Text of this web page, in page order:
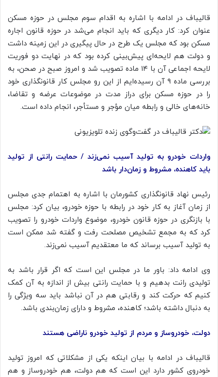
قالیباف در ادامه با اشاره به اقدام سوم مجلس در حوزه مسکن
عنوان کرد: کار دیگری که باید انجام می‌شد در حوزه قانون اجاره
مسکن بود که مجلس یک طرح در حال پیگیری در این زمینه داشت
و دولت هم لایحه‌ای پیش‌بینی کرده بود که در نهایت دو فوریت
لایحه اجماعی آن با ۱۴ ماده تصویب شد و امروز صبح در صحن، به
بررسی ماده ۹ آن رسیده‌ایم از این رو مجلس کار قانونگذاری خود
را در حوزه مسکن برای دراز مدت در موضوعات عرضه و تقاضا،
خانه‌های خالی و رابطه میان مؤجر و مستأجر، انجام داده است.
واردات خودرو به تولید آسیب نمی‌زند / حمایت رانتی از تولید
باید کاهنده، مشروط و زمان‌دار باشد
رئیس نهاد قانونگذاری کشورمان با اشاره به اهتمام جدی مجلس
از زمان آغاز به کار خود در رابطه با حوزه خودرو، بیان کرد: مجلس
با بازنگری در حوزه قانون خودرو، موضوع واردات خودرو را تصویب
کرد که به مجمع تشخیص مصلحت رفت و گفته شد ممکن است
به تولید آسیب برساند که ما معتقدیم آسیب نمی‌زند.
وی ادامه داد: باور ما در مجلس این است که اگر قرار باشد به
تولیدی رانت بدهیم و با حمایت رانتی بیش از اندازه به آن کمک
کنیم که حرکت کند و رقابتی هم در آن نباشد باید سه ویژگی را
به دنبال داشته باشد؛ کاهنده، مشروط و دارای زمان‌بندی باشد.
دولت، خودروساز و مردم از تولید خودرو ناراضی هستند
قالیباف در ادامه با بیان اینکه یکی از مشکلاتی که امروز تولید
خودروی کشور دارد این است که هم دولت، هم خودروساز و هم